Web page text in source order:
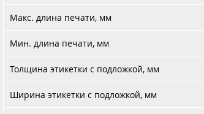
Макс. длина печати, мм
Мин. длина печати, мм
Толщина этикетки с подложкой, мм
Ширина этикетки с подложкой, мм